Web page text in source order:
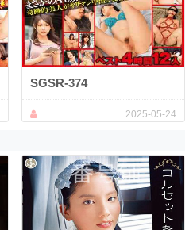
SGSR-374
2025-05-24